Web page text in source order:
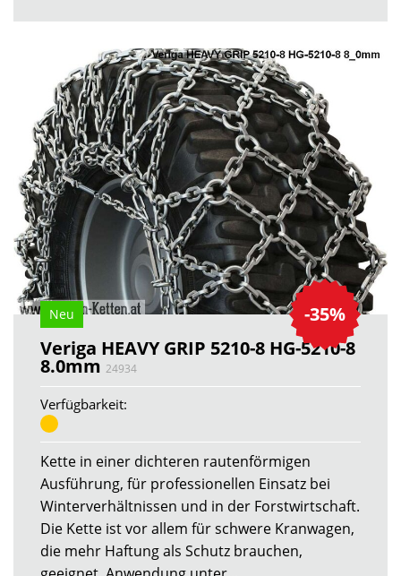
-35%
Neu
Veriga HEAVY GRIP 5210-8 HG-5210-8
8.0mm 24934
Verfügbarkeit:
Kette in einer dichteren rautenförmigen
Ausführung, für professionellen Einsatz bei
Winterverhältnissen und in der Forstwirtschaft.
Die Kette ist vor allem für schwere Kranwagen,
die mehr Haftung als Schutz brauchen,